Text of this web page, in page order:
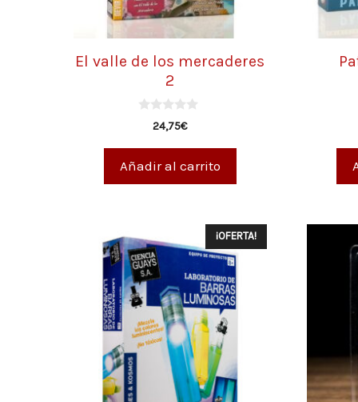
El valle de los mercaderes
2
24,75€
Añadir al carrito
¡OFERTA!